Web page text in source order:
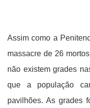
Assim como a
massacre de 26
não existem grades
que a população
pavilhões. As grades